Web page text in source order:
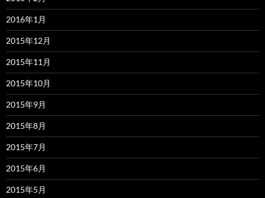
2016年1月
2015年12月
2015年11月
2015年10月
2015年9月
2015年8月
2015年7月
2015年6月
2015年5月